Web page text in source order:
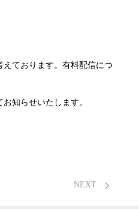
ております。有料配信につ
知らせいたします。
NEXT